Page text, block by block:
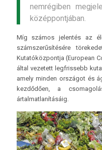
nemrégiben
középpontjában.
Míg számos jelentés az
számszerűsítésére
Kutatóközpontja (European
által vezetett legfrissebb
amely minden országot és
kezdődően, a
ártalmatlanításáig.